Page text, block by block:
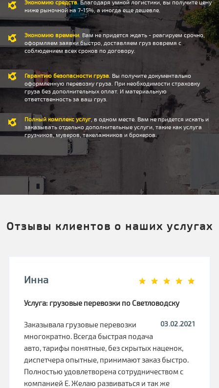
Экономию средств. Благодаря умной логистики, вы получите цену
ниже рыночной на 7-15%, а иногда еще дешевле.
Экономию времени . Вам не придется ждать - реагируем срочно,
оформляем заявки быстро, доставляем груз вовремя с
соблюдением всех сроков по договору.
Гарантию безопасности груза . Вы получите документально
оформленную перевозку груза. При необходимости страховку
груза без дополнительных оплат. И материальную
ответственность за ваш груз.
Полный комплекс услуг , в одном месте. Вам не придется искать и
заказывать отдельно дополнительные услуги, такие как услуга
грузчиков, муверов, такелажников и брокеров.
Отзывы клиентов о наших услугах
Инна
Услуга: грузовые перевозки по Светловодску
03.02.2021
Заказывала грузовые перевозки
многократно. Всегда быстрая подача
авто, тарифы понятные, без скрытых наценок,
диспетчера опытные, принимают заказ быстро.
Полностью удовлетворена сотрудничеством с
компанией Е. Желаю развиваться и так же